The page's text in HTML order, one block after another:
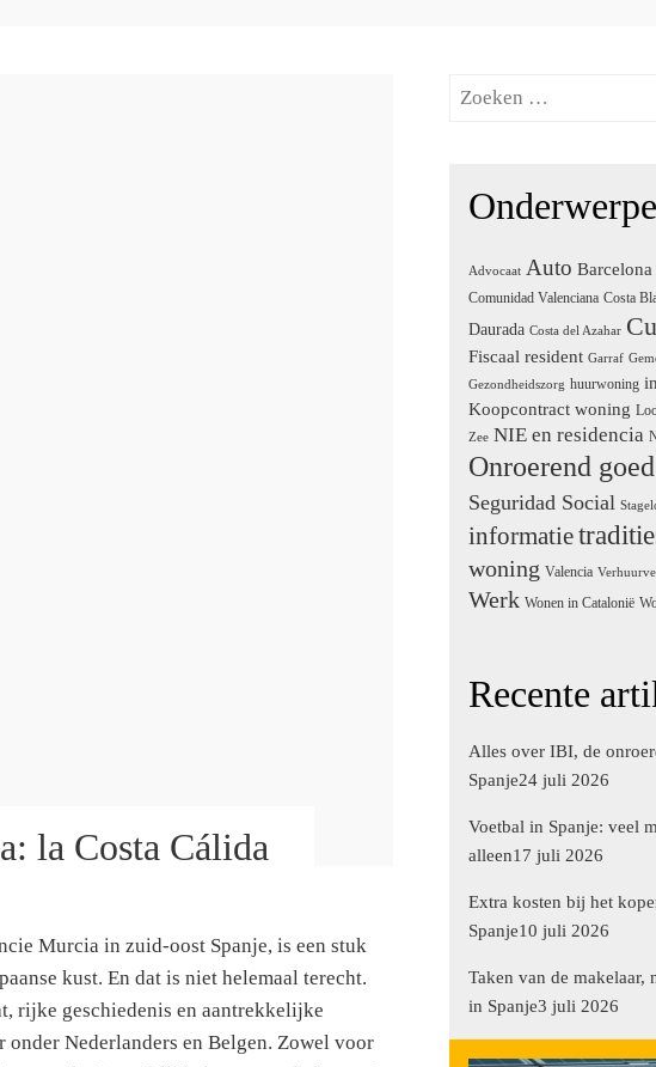
la Costa Cálida
Murcia in zuid-oost Spanje, is een stuk
kust. En dat is niet helemaal terecht.
rijke geschiedenis en aantrekkelijke
Nederlanders en Belgen. Zowel voor
Zoeken
Advocaat Auto Barcelona
Comunidad Valenciana Costa
Daurada Costa del Azahar
Fiscaal resident Garraf
Gezondheidszorg huurwoning
Koopcontract woning
Zee NIE en residencia
Onroerend goed
Seguridad Social
informatie
woning Valencia
Werk Wonen in Catalonië
Recente
Alles over IBI, de
Spanje24 juli 2026
Voetbal in Spanje: veel
alleen17 juli 2026
Extra kosten bij het
Spanje10 juli 2026
Taken van de makelaar,
in Spanje3 juli 2026